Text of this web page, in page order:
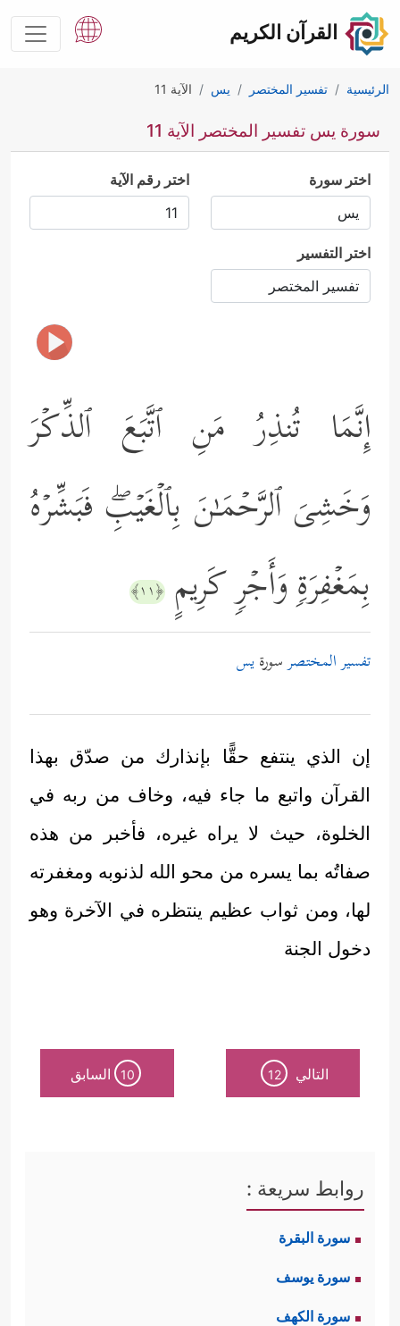
القرآن الكريم
الرئيسية تفسير المختصر يس الآية 11
سورة يس تفسير المختصر الآية 11
اختر سورة اختر رقم الآية
اختر التفسير
إِنَّمَا تُنذِرُ مَنِ ٱتَّبَعَ ٱلذِّكۡرَ
وَخَشِیَ ٱلرَّحۡمَـٰنَ بِٱلۡغَیۡبِۖ فَبَشِّرۡهُ
بِمَغۡفِرَةࣲ وَأَجۡرࣲ كَرِیمٍ ﴿١١﴾
تفسير المختصرسورةيس
إن الذي ينتفع حقًّا بإنذارك من صدّق بهذا
القرآن واتبع ما جاء فيه، وخاف من ربه في
الخلوة، حيث لا يراه غيره، فأخبر من هذه
صفاتُه بما يسره من محو الله لذنوبه ومغفرته
لها، ومن ثواب عظيم ينتظره في الآخرة وهو
دخول الجنة
التالي 12
10 السابق
روابط سريعة :
سورة البقرة
سورة يوسف
سورة الكهف